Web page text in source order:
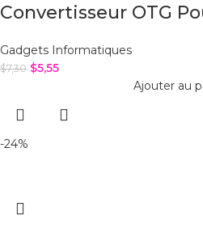
Convertisseur OTG
Gadgets Informatiques
$7,30 $5,55
Ajouter au
-24%